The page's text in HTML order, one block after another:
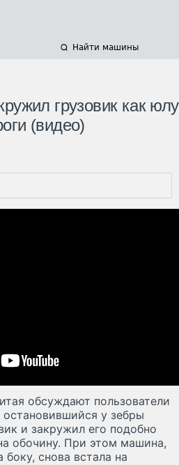
Найти машины
грузовик как юлу
(видео)
обсуждают пользователи
остановившийся у зебры
и закружил его подобно
обочину. При этом машина,
боку, снова встала на